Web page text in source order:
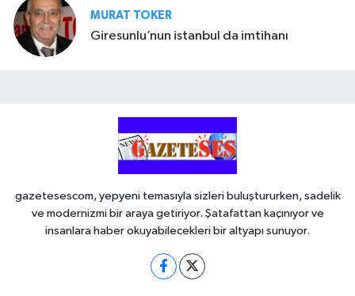
MURAT TOKER
Giresunlu’nun istanbul da imtihanı
gazetesescom, yepyeni temasıyla sizleri buluştururken, sadelik
ve modernizmi bir araya getiriyor. Şatafattan kaçınıyor ve
insanlara haber okuyabilecekleri bir altyapı sunuyor.